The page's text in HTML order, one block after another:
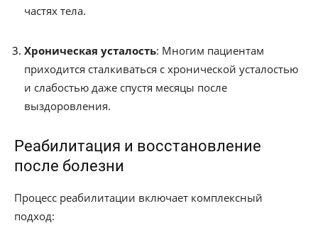
частях тела.
Хроническая усталость: Многим пациентам
приходится сталкиваться с хронической усталостью
и слабостью даже спустя месяцы после
выздоровления.
Реабилитация и восстановление
после болезни
Процесс реабилитации включает комплексный
подход: